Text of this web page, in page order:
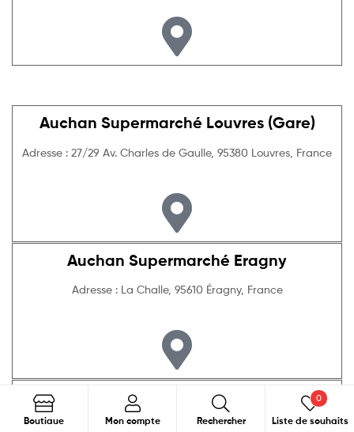
Auchan Supermarché Louvres (Gare)
Adresse : 27/29 Av. Charles de Gaulle, 95380 Louvres, France
Auchan Supermarché Eragny
Adresse : La Challe, 95610 Éragny, France
Auchan Supermarché Romainville
Adresse : 97 Rue de la République, 93230 Romainville, France
Boutiaue Mon compte Rechercher Recherche
Liste de souhaits
0